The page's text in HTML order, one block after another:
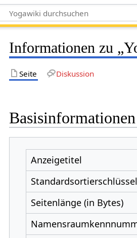
Informationen zu
Seite Diskussion
Basisinformationen
Anzeigetitel
Standardsortierschlüssel
Seitenlänge (in Bytes)